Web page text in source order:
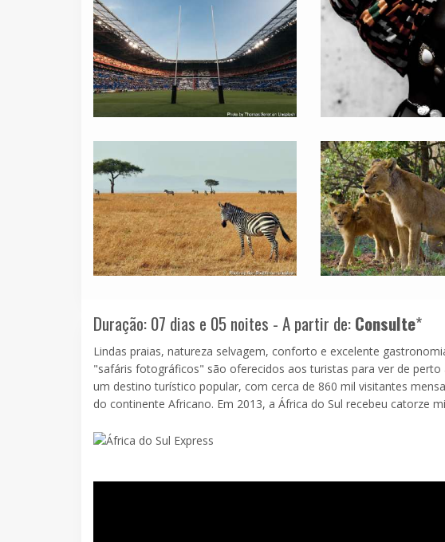
Duração: 07 dias e 05 noites - A partir de:Consulte*
Lindas praias, natureza selvagem, conforto e excelente
"safáris fotográficos" são oferecidos aos turistas para ver de
um destino turístico popular, com cerca de 860 mil visitantes
do continente Africano. Em 2013, a África do Sul recebeu catorze